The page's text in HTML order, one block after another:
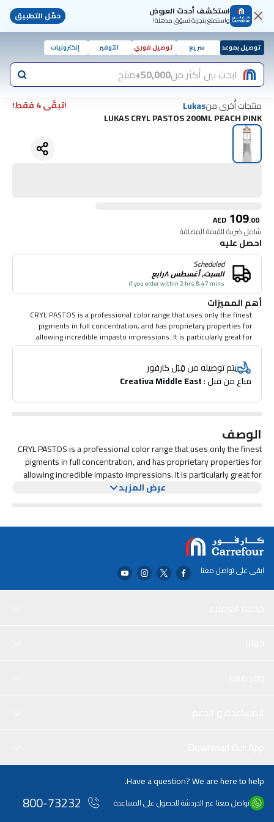
استكشف أحدث العروض
واستمتع بتجربة تسوّق مذهلة! حمّل التطبيق
توصيل بموعد سريع توصيل فوري التوفير إلكترونيات
ابحث بين أكثر من50,000+ منتج
منتجات أُخرى منLukas
!تبقّى 4 فقط!
LUKAS CRYL PASTOS 200ML PEACH PINK
AED 109.00
شامل ضريبة القيمة المضافة
احصل عليه
Scheduled
السبت, أغسطس ٨رابع
if you order within 2 hrs & 47 mins
أهم المميزات
CRYL PASTOS is a professional color range that uses only the finest
pigments in full concentration, and has proprietary properties for
allowing incredible impasto impressions. It is particularly great for
artists who want to paint quickly, show impasto and have incredibly
vivid results.
يتم توصيله من قِبَل كارفور
مباع من قبل : Creativa Middle East
الوصف
CRYL PASTOS is a professional color range that uses only the finest
pigments in full concentration, and has proprietary properties for
allowing incredible impasto impressions. It is particularly great for
artists who want to paint quickly, show impasto and have incredibly
عرض المزيد
ابقى على تواصل معنا
Have a question? We are here to help.
تواصل معنا عبر الدردشة للحصول على المساعدة 800-73232